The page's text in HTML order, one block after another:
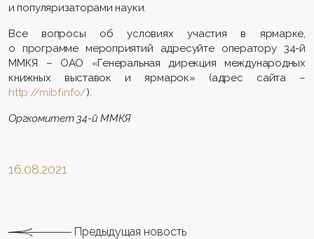
и популяризаторами науки.
Все вопросы об условиях участия в ярмарке,
о программе мероприятий адресуйте оператору 34-й
ММКЯ – ОАО «Генеральная дирекция международных
книжных выставок и ярмарок» (адрес сайта –
http://mibf.info/).
Оргкомитет 34-й ММКЯ
16.08.2021
Предыдущая новость